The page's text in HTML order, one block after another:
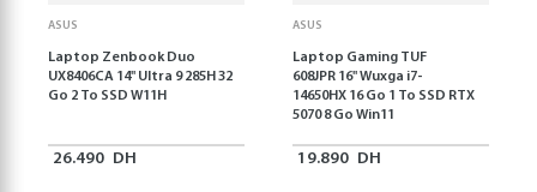
ASUS
Laptop Zenbook Duo
UX8406CA 14'' Ultra 9 285H 32
Go 2 To SSD W11H
26.490 DH
ASUS
Laptop Gaming TUF
608JPR 16'' Wuxga i7-
14650HX 16 Go 1 To SSD RTX
5070 8 Go Win11
19.890 DH